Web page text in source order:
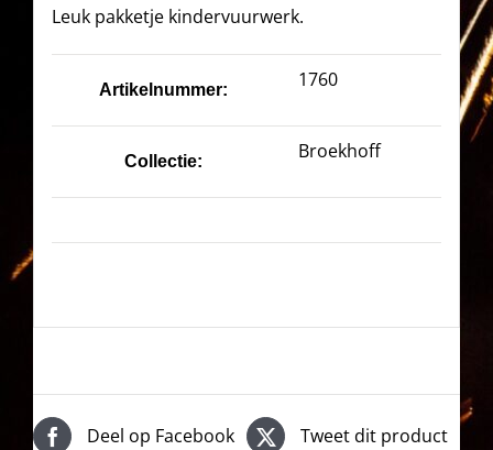
Leuk pakketje kindervuurwerk.
Artikelnummer: 1760
Collectie: Broekhoff
Deel op Facebook Tweet dit product